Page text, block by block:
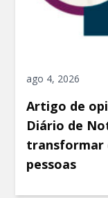
ago 4, 2026
Artigo de
Diário de
transformar
pessoas